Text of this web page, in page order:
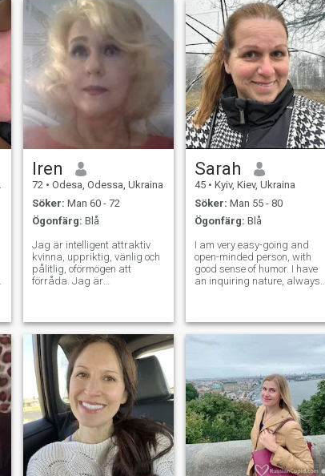
Iren
72 • Odesa, Odessa, Ukraina
Söker: Man 60 - 72
Ögonfärg: Blå
Jag är intelligent attraktiv
kvinna, uppriktig, vänlig och
pålitlig, oförmögen att
förråda. Jag är
intressen för att kunna njuta
av livet tillsammans med
honom. Du lever bara en
gång, men om du gör det
rätt, är en gång tillräckligt.
Alla mina bilder är riktiga
och naturliga, tagna 2022-
2024:
Sarah
45 • Kyiv, Kiev, Ukraina
Söker: Man 55 - 80
Ögonfärg: Blå
I am very easy-going and
open-minded person, with
good sense of humor. I have
an inquiring nature, always
passionate if to speak about